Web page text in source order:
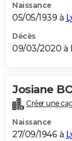
Naissance
05/05/1939 à
Décès
09/03/2020 à
Josiane
Créer une
Naissance
27/09/1946 à